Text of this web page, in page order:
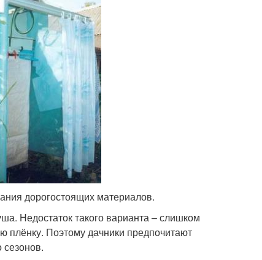
дорогостоящих материалов.
Недостаток такого варианта – слишком
плёнку. Поэтому дачники предпочитают